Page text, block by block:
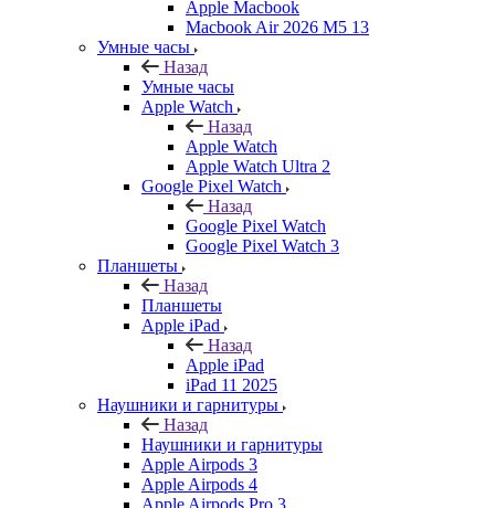
Apple Macbook
Macbook Air 2026 M5 13
Умные часы
Назад
Умные часы
Apple Watch
Назад
Apple Watch
Apple Watch Ultra 2
Google Pixel Watch
Назад
Google Pixel Watch
Google Pixel Watch 3
Планшеты
Назад
Планшеты
Apple iPad
Назад
Apple iPad
iPad 11 2025
Наушники и гарнитуры
Назад
Наушники и гарнитуры
Apple Airpods 3
Apple Airpods 4
Apple Airpods Pro 3